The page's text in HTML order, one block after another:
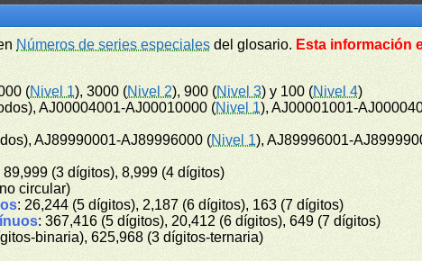
Números de series especiales del glosario. Esta información
(Nivel 1), 3000 (Nivel 2), 900 (Nivel 3) y 100 (Nivel 4)
AJ00004001-AJ00010000 (Nivel 1), AJ00001001-
AJ89990001-AJ89996000 (Nivel 1), AJ89996001-
(3 dígitos), 8,999 (4 dígitos)
circular)
: 26,244 (5 dígitos), 2,187 (6 dígitos), 163 (7 dígitos)
: 367,416 (5 dígitos), 20,412 (6 dígitos), 649 (7 dígitos)
binaria), 625,968 (3 dígitos-ternaria)